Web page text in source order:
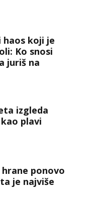
koji je
Ko snosi
juriš na
izgleda
plavi
ponovo
je najviše